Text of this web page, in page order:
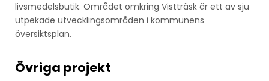
livsmedelsbutik. Området omkring Vistträsk är ett av sju
utpekade utvecklingsområden i kommunens
översiktsplan.
Övriga projekt